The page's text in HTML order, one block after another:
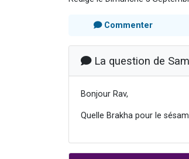
Commenter
La question de
Bonjour Rav,
Quelle Brakha pour le